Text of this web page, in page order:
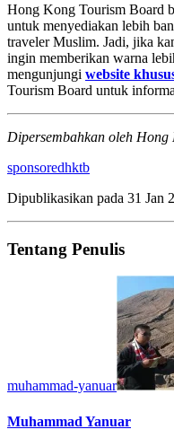
Hong Kong Tourism Board
untuk menyediakan lebih
traveler Muslim. Jadi, jika
ingin memberikan warna
mengunjungi website
Tourism Board untuk
Dipersembahkan oleh
sponsoredhktb
Dipublikasikan pada 31 Jan
Tentang Penulis
muhammad-yanuar
Muhammad Yanuar